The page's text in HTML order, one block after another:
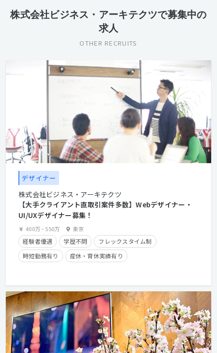
株式会社ビジネス・アーキテクツで募集中の
求人
OTHER RECRUITS
デザイナー
株式会社ビジネス・アーキテクツ
【大手クライアント直取引案件多数】Webデザイナー・
UI/UXデザイナー募集！
400万~550万 東京
経験者優遇 学歴不問
フレックスタイム制
時短勤務有り
産休・育休実績有り